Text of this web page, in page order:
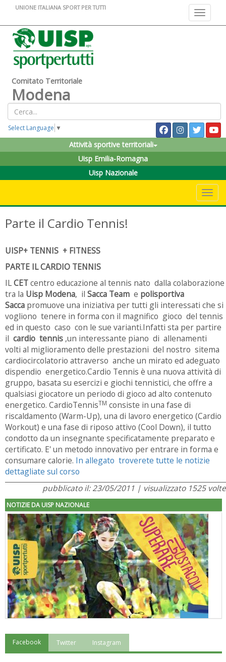
Toggle
UNIONE ITALIANA SPORT PER TUTTI
Comitato Territoriale
Modena
Select Language ▼
Attività sportive territoriali
Uisp Emilia-Romagna
Uisp Nazionale
Parte il Cardio Tennis!
UISP+ TENNIS + FITNESS
PARTE IL CARDIO TENNIS
ILCETcentro educazione al tennis nato dalla colaborazione
tra la Uisp Modena, il Sacca Team e polisportiva
Sacca promuove una iniziativa per tutti gli interessati che si
vogliono tenere in forma con il magnifico gioco del tennis
ed in questo caso con le sue varianti.Infatti sta per partire
il cardio tennis ,un interessante piano di allenamenti
volti al miglioramento delle prestazioni del nostro sitema
cardiocircolatorio attraverso anche un mirato ed adeguato
dispendio energetico.Cardio Tennis è una nuova attività di
gruppo, basata su esercizi e giochi tennistici, che offre a
qualsiasi giocatore un periodo di gioco ad alto contenuto
energetico. CardioTennisTM consiste in una fase di
riscaldamento (Warm-Up), una di lavoro energetico (Cardio
Workout) e una fase di riposo attivo (Cool Down), il tutto
condotto da un insegnante specificatamente preparato e
certificato. E' un metodo innovativo per entrare in forma e
consumare calorie. In allegato troverete tutte le notizie
dettagliate sul corso
pubblicato il: 23/05/2011 | visualizzato 1525 volte
NOTIZIE DA UISP NAZIONALE
"Superare gli ostacoli": la relazione di Tiziano Pesce al CN Uisp
Facebook Twitter Instagram